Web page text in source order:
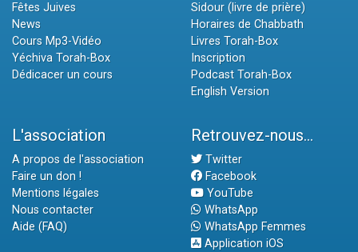
Fêtes Juives
News
Cours Mp3-Vidéo
Yéchiva Torah-Box
Dédicacer un cours
Sidour (livre de prière)
Horaires de Chabbath
Livres Torah-Box
Inscription
Podcast Torah-Box
English Version
L'association
A propos de l'association
Faire un don !
Mentions légales
Nous contacter
Aide (FAQ)
Retrouvez-nous...
Twitter
Facebook
YouTube
WhatsApp
WhatsApp Femmes
Application iOS